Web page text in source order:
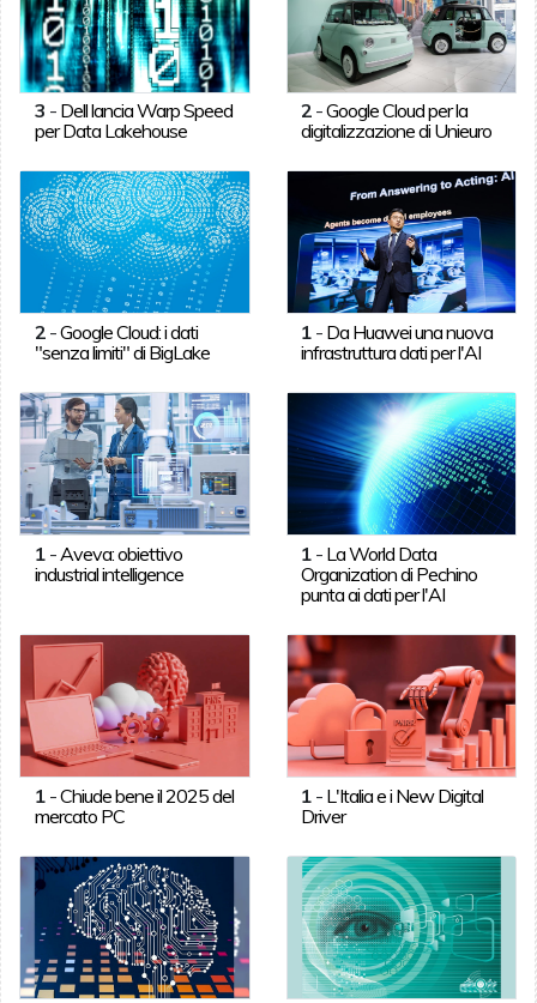
3 - Dell lancia Warp Speed
per Data Lakehouse
2 -Google Cloud per la
digitalizzazione di Unieuro
2-Google Cloud: i dati
"senza limiti" di BigLake
1 - Da Huawei una nuova
infrastruttura dati per l'AI
1- Aveva: obiettivo
industrial intelligence
1 - La World Data
Organization di Pechino
punta ai dati per l'AI
1-Chiude bene il 2025 del
mercato PC
1 - L'Italia e i New Digital
Driver